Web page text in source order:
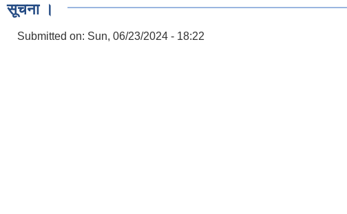
सूचना ।
Submitted on: Sun, 06/23/2024 - 18:22